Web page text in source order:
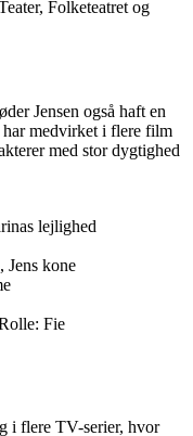
Folketeatret og
Jensen også haft en
medvirket i flere film
med stor dygtighed
lejlighed
Jens kone
Fie
i flere TV-serier, hvor